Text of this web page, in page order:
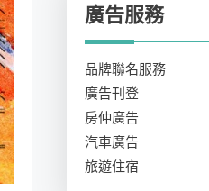
廣告服務
品牌聯名服務
廣告刊登
房仲廣告
汽車廣告
旅遊住宿